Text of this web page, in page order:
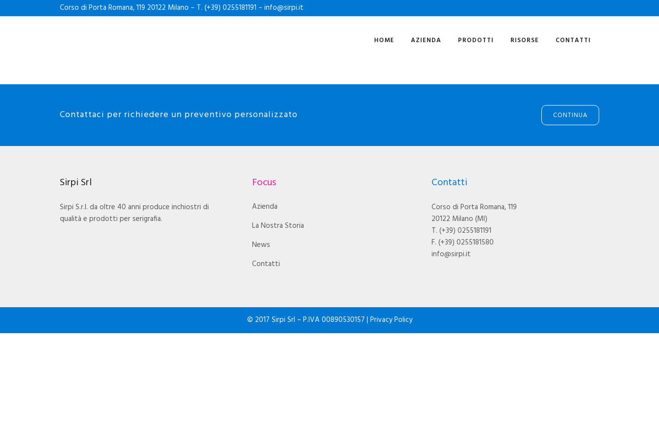
Corso di Porta Romana, 119 20122 Milano – T. (+39) 0255181191 – info@sirpi.it
HOME AZIENDA PRODOTTI RISORSE CONTATTI
ACRILTEX A FREDDO
Contattaci per richiedere un preventivo personalizzato CONTINUA
Sirpi Srl
Sirpi S.r.l. da oltre 40 anni produce inchiostri di
qualità e prodotti per serigrafia.
Focus
Azienda
La Nostra Storia
News
Contatti
Contatti
Corso di Porta Romana, 119
20122 Milano (MI)
T. (+39) 0255181191
F. (+39) 0255181580
info@sirpi.it
© 2017 Sirpi Srl – P.IVA 00890530157 | Privacy Policy